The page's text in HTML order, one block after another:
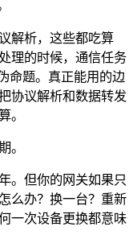
解析，这些都吃算
理的时候，通信任务
题。真正能用的边
协议解析和数据转发
。
。
。但你的网关如果只
么办？换一台？重新
一次设备更换都意味